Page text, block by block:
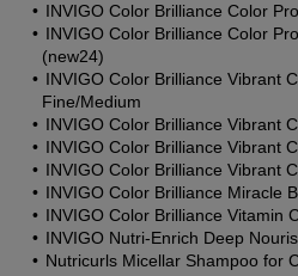
INVIGO Color Brilliance Color
INVIGO Color Brilliance Color
(new24)
INVIGO Color Brilliance Vibrant
Fine/Medium
INVIGO Color Brilliance Vibrant
INVIGO Color Brilliance Vibrant
INVIGO Color Brilliance Vibrant
INVIGO Color Brilliance Miracle
INVIGO Color Brilliance Vitamin
INVIGO Nutri-Enrich Deep
Nutricurls Micellar Shampoo for